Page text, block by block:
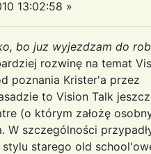
13:02:58 »
bo juz wyjezdzam do
rozwinę na temat
poznania Krister'a przez
to Vision Talk
(o którym założę
W szczególności
starego old